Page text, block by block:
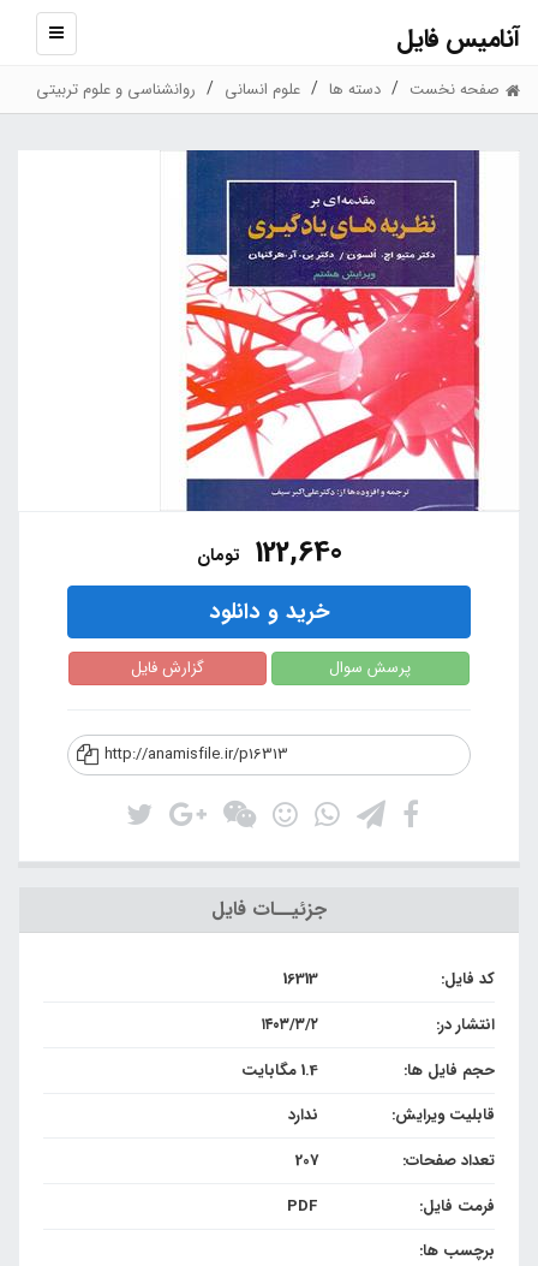
آنامیس فایل
نمایش
صفحه نخست دسته ها علوم انسانی روانشناسی و علوم تربیتی
122,640 تومان
خرید و دانلود
پرسش سوال گزارش فایل
http://anamisfile.ir/p16313
جزئیــات فایل
کد فایل:
16313
انتشار در:
۱۴۰۳/۳/۲
حجم فایل ها:
1.4 مگابایت
قابلیت ویرایش:
ندارد
تعداد صفحات:
207
فرمت فایل:
PDF
برچسب ها: